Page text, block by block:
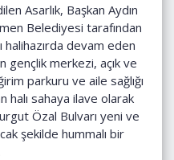
Asarlık, Başkan Aydın
Belediyesi tarafından
halihazırda devam eden
gençlik merkezi, açık ve
parkuru ve aile sağlığı
halı sahaya ilave olarak
Özal Bulvarı yeni ve
şekilde hummalı bir